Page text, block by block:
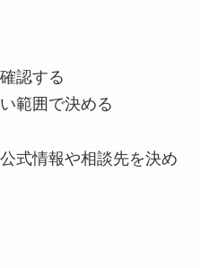
認する
範囲で決める
式情報や相談先を決め